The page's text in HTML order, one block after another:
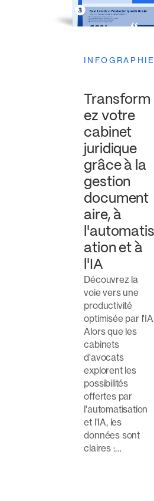
INFOGRAPHIE
Transform
ez votre
cabinet
juridique
grâce à la
gestion
document
aire, à
l'automatis
ation et à
l'IA
Découvrez la
voie vers une
productivité
optimisée par l'IA
Alors que les
cabinets
d'avocats
explorent les
possibilités
offertes par
l'automatisation
et l'IA, les
données sont
claires :…